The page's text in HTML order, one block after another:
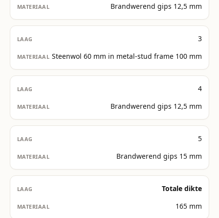
Brandwerend gips 12,5 mm
3
Steenwol 60 mm in metal-stud frame 100 mm
4
Brandwerend gips 12,5 mm
5
Brandwerend gips 15 mm
Totale dikte
165 mm